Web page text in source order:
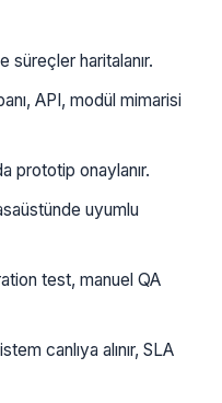
haritalanır.
API, modül mimarisi
prototip onaylanır.
uyumlu
test, manuel QA
canlıya alınır, SLA